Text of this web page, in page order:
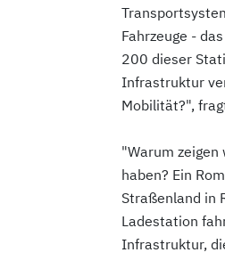
Fahrzeuge -
200 dieser
Infrastruktur
Mobilität?",
"Warum
haben? Ein
Straßenland in
Ladestation
Infrastruktur,